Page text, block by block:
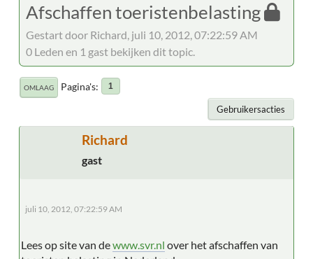
Afschaffen toeristenbelasting
Gestart door Richard, juli 10, 2012, 07:22:59 AM
0 Leden en 1 gast bekijken dit topic.
OMLAAG Pagina's 1
Gebruikersacties
Richard
gast
juli 10, 2012, 07:22:59 AM
Lees op site van dewww.svr.nl over het afschaffen van